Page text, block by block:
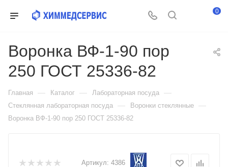
0
Воронка ВФ-1-90 пор
250 ГОСТ 25336-82
Главная — Каталог — Лабораторная посуда —
Стеклянная лабораторная посуда — Воронки стеклянные —
Воронка ВФ-1-90 пор 250 ГОСТ 25336-82
Артикул: 4386